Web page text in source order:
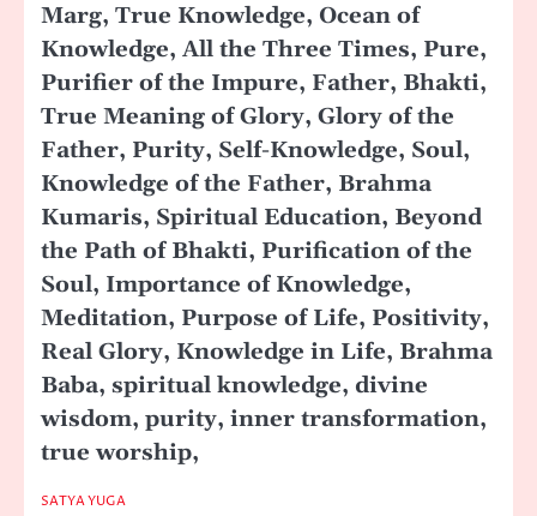
Marg, True Knowledge, Ocean of
Knowledge, All the Three Times, Pure,
Purifier of the Impure, Father, Bhakti,
True Meaning of Glory, Glory of the
Father, Purity, Self-Knowledge, Soul,
Knowledge of the Father, Brahma
Kumaris, Spiritual Education, Beyond
the Path of Bhakti, Purification of the
Soul, Importance of Knowledge,
Meditation, Purpose of Life, Positivity,
Real Glory, Knowledge in Life, Brahma
Baba, spiritual knowledge, divine
wisdom, purity, inner transformation,
true worship,
SATYA YUGA